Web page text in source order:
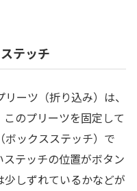
テッチ
ーツ（折り込み）は、
のプリーツを固定して
ボックスステッチ）で
テッチの位置がボタン
しずれているかなどが